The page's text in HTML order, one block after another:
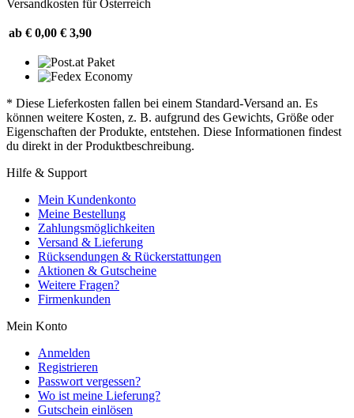
Versandkosten für Österreich
ab € 0,00 € 3,90
* Diese Lieferkosten fallen bei einem Standard-Versand an. Es
können weitere Kosten, z. B. aufgrund des Gewichts, Größe oder
Eigenschaften der Produkte, entstehen. Diese Informationen findest
du direkt in der Produktbeschreibung.
Hilfe & Support
Mein Kundenkonto
Meine Bestellung
Zahlungsmöglichkeiten
Versand & Lieferung
Rücksendungen & Rückerstattungen
Aktionen & Gutscheine
Weitere Fragen?
Firmenkunden
Mein Konto
Anmelden
Registrieren
Passwort vergessen?
Wo ist meine Lieferung?
Gutschein einlösen